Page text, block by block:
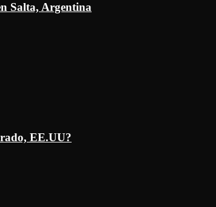
Salta, Argentina
EE.UU?